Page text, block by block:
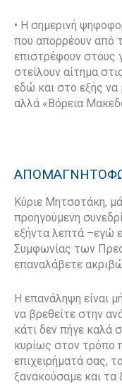
• Η σημερινή
που απορρέουν από
επιστρέφουν στους
στείλουν αίτημα
εδώ και στο εξής
αλλά «Βόρεια
Κύριε Μητσοτάκη,
προηγούμενη
εξήντα λεπτά –εγώ
Συμφωνίας των
επαναλάβετε
Η επανάληψη είναι
να βρεθείτε στην
κάτι δεν πήγε καλά
κυρίως στον τρόπο
επιχειρήματά σας,
ξανακούσαμε και τα